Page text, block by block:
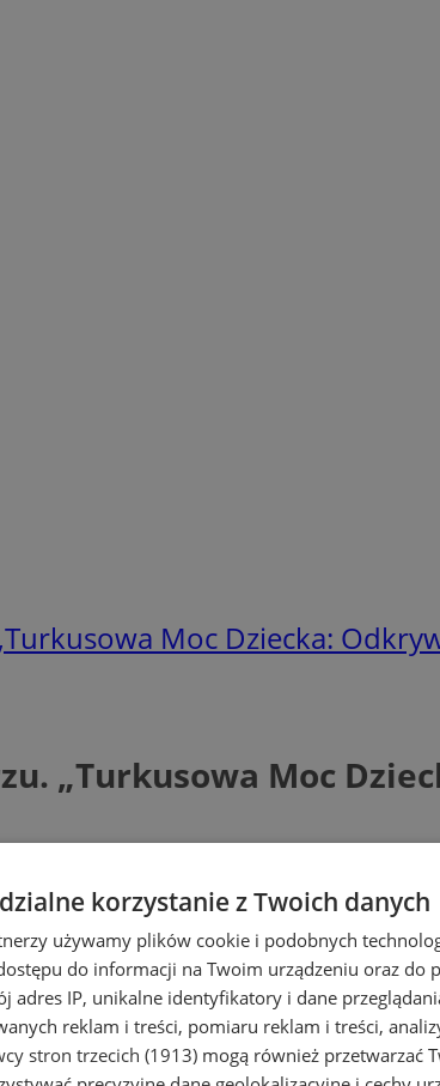
Moc Dziecka:
„Turkusowa Moc
korzystanie z Twoich danych
używamy plików cookie i podobnych
do informacji na Twoim urządzeniu oraz do
adres IP, unikalne identyfikatory i dane
reklam i treści, pomiaru reklam i treści,
stron trzecich (1913) mogą również przetwarzać